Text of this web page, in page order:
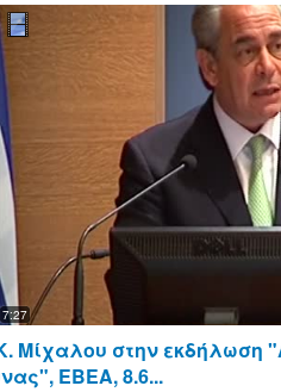
7:27
Μίχαλου στην εκδήλωση
ΕΒΕΑ, 8.6...